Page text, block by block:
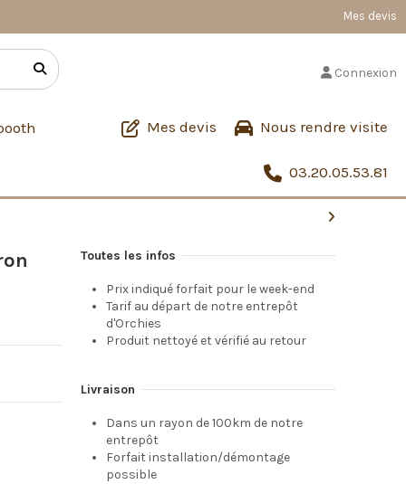
Mes devis
Connexion
Nous rendre visite
Mes devis
03.20.05.53.81
Toutes les infos
Prix indiqué forfait pour le week-end
Tarif au départ de notre entrepôt
d'Orchies
Produit nettoyé et vérifié au retour
Livraison
Dans un rayon de 100km de notre
entrepôt
Forfait installation/démontage
possible